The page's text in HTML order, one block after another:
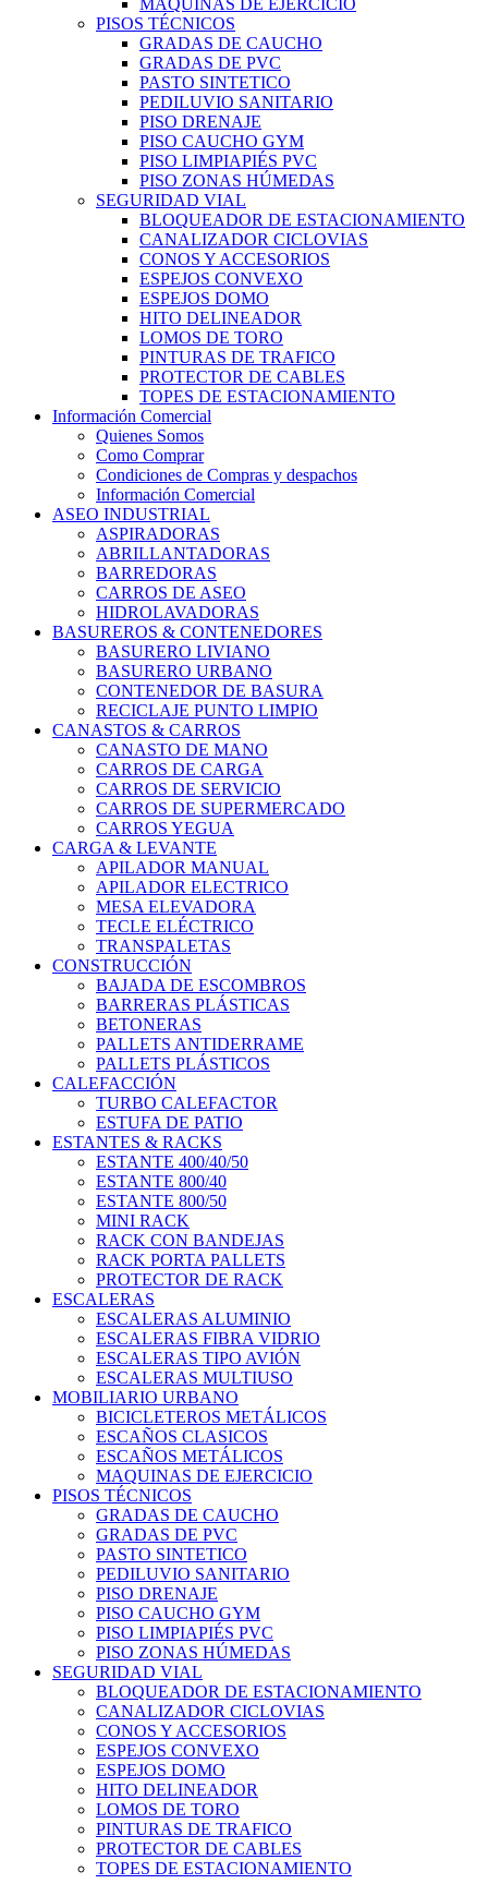
MAQUINAS DE EJERCICIO
PISOS TÉCNICOS
GRADAS DE CAUCHO
GRADAS DE PVC
PASTO SINTETICO
PEDILUVIO SANITARIO
PISO DRENAJE
PISO CAUCHO GYM
PISO LIMPIAPIÉS PVC
PISO ZONAS HÚMEDAS
SEGURIDAD VIAL
BLOQUEADOR DE ESTACIONAMIENTO
CANALIZADOR CICLOVIAS
CONOS Y ACCESORIOS
ESPEJOS CONVEXO
ESPEJOS DOMO
HITO DELINEADOR
LOMOS DE TORO
PINTURAS DE TRAFICO
PROTECTOR DE CABLES
TOPES DE ESTACIONAMIENTO
Información Comercial
Quienes Somos
Como Comprar
Condiciones de Compras y despachos
Información Comercial
ASEO INDUSTRIAL
ASPIRADORAS
ABRILLANTADORAS
BARREDORAS
CARROS DE ASEO
HIDROLAVADORAS
BASUREROS & CONTENEDORES
BASURERO LIVIANO
BASURERO URBANO
CONTENEDOR DE BASURA
RECICLAJE PUNTO LIMPIO
CANASTOS & CARROS
CANASTO DE MANO
CARROS DE CARGA
CARROS DE SERVICIO
CARROS DE SUPERMERCADO
CARROS YEGUA
CARGA & LEVANTE
APILADOR MANUAL
APILADOR ELECTRICO
MESA ELEVADORA
TECLE ELÉCTRICO
TRANSPALETAS
CONSTRUCCIÓN
BAJADA DE ESCOMBROS
BARRERAS PLÁSTICAS
BETONERAS
PALLETS ANTIDERRAME
PALLETS PLÁSTICOS
CALEFACCIÓN
TURBO CALEFACTOR
ESTUFA DE PATIO
ESTANTES & RACKS
ESTANTE 400/40/50
ESTANTE 800/40
ESTANTE 800/50
MINI RACK
RACK CON BANDEJAS
RACK PORTA PALLETS
PROTECTOR DE RACK
ESCALERAS
ESCALERAS ALUMINIO
ESCALERAS FIBRA VIDRIO
ESCALERAS TIPO AVIÓN
ESCALERAS MULTIUSO
MOBILIARIO URBANO
BICICLETEROS METÁLICOS
ESCAÑOS CLASICOS
ESCAÑOS METÁLICOS
MAQUINAS DE EJERCICIO
PISOS TÉCNICOS
GRADAS DE CAUCHO
GRADAS DE PVC
PASTO SINTETICO
PEDILUVIO SANITARIO
PISO DRENAJE
PISO CAUCHO GYM
PISO LIMPIAPIÉS PVC
PISO ZONAS HÚMEDAS
SEGURIDAD VIAL
BLOQUEADOR DE ESTACIONAMIENTO
CANALIZADOR CICLOVIAS
CONOS Y ACCESORIOS
ESPEJOS CONVEXO
ESPEJOS DOMO
HITO DELINEADOR
LOMOS DE TORO
PINTURAS DE TRAFICO
PROTECTOR DE CABLES
TOPES DE ESTACIONAMIENTO